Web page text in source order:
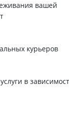
вашей
курьеров
в